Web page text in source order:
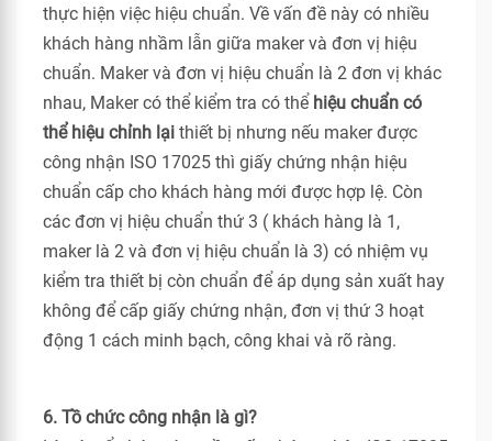
thực hiện việc hiệu chuẩn. Về vấn đề này có nhiều
khách hàng nhầm lẫn giữa maker và đơn vị hiệu
chuẩn. Maker và đơn vị hiệu chuẩn là 2 đơn vị khác
nhau, Maker có thể kiểm tra có thể hiệu chuẩn có
thể hiệu chỉnh lại thiết bị nhưng nếu maker được
công nhận ISO 17025 thì giấy chứng nhận hiệu
chuẩn cấp cho khách hàng mới được hợp lệ. Còn
các đơn vị hiệu chuẩn thứ 3 ( khách hàng là 1,
maker là 2 và đơn vị hiệu chuẩn là 3) có nhiệm vụ
kiểm tra thiết bị còn chuẩn để áp dụng sản xuất hay
không để cấp giấy chứng nhận, đơn vị thứ 3 hoạt
động 1 cách minh bạch, công khai và rõ ràng.
6. Tồ chức công nhận là gì?